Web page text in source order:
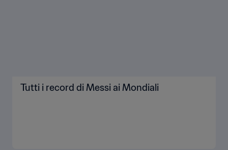
Tutti i record di Messi ai Mondiali